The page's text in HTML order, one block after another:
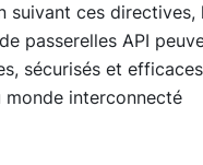
suivant ces directives,
passerelles API
sécurisés et efficaces
interconnecté